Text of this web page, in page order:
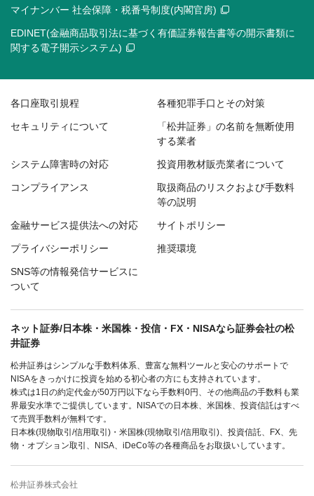
マイナンバー 社会保障・税番号制度(内閣官房)
EDINET(金融商品取引法に基づく有価証券報告書等の開示書類に
関する電子開示システム)
各口座取引規程 各種犯罪手口とその対策
セキュリティについて
「松井証券」の名前を無断使用
する業者
システム障害時の対応 投資用教材販売業者について
コンプライアンス
取扱商品のリスクおよび手数料
等の説明
金融サービス提供法への対応 サイトポリシー
プライバシーポリシー 推奨環境
SNS等の情報発信サービスに
ついて
ネット証券/日本株・米国株・投信・FX・NISAなら証券会社の松
井証券
松井証券はシンプルな手数料体系、豊富な無料ツールと安心のサポートで
NISAをきっかけに投資を始める初心者の方にも支持されています。
株式は1日の約定代金が50万円以下なら手数料0円、その他商品の手数料も業
界最安水準でご提供しています。NISAでの日本株、米国株、投資信託はすべ
て売買手数料が無料です。
日本株(現物取引/信用取引)・米国株(現物取引/信用取引)、投資信託、FX、先
物・オプション取引、NISA、iDeCo等の各種商品をお取扱いしています。
松井証券株式会社